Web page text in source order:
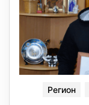
Регион